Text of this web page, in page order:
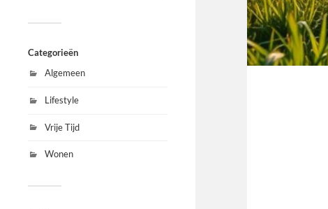
Categorieën
Algemeen
Lifestyle
Vrije Tijd
Wonen